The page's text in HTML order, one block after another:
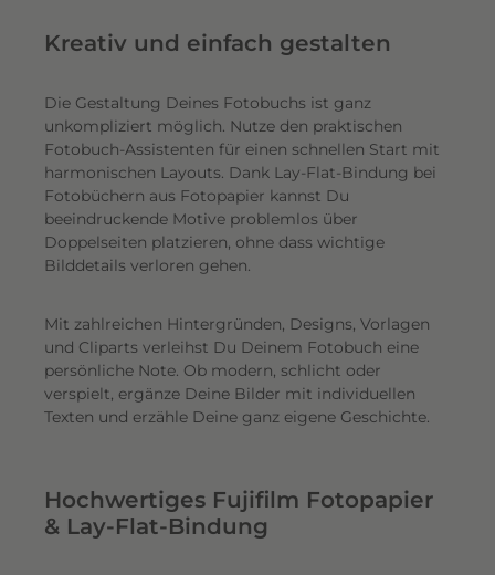
Kreativ und einfach gestalten
Die Gestaltung Deines Fotobuchs ist ganz
unkompliziert möglich. Nutze den praktischen
Fotobuch-Assistenten für einen schnellen Start mit
harmonischen Layouts. Dank Lay-Flat-Bindung bei
Fotobüchern aus Fotopapier kannst Du
beeindruckende Motive problemlos über
Doppelseiten platzieren, ohne dass wichtige
Bilddetails verloren gehen.
Mit zahlreichen Hintergründen, Designs, Vorlagen
und Cliparts verleihst Du Deinem Fotobuch eine
persönliche Note. Ob modern, schlicht oder
verspielt, ergänze Deine Bilder mit individuellen
Texten und erzähle Deine ganz eigene Geschichte.
Hochwertiges Fujifilm Fotopapier
& Lay-Flat-Bindung